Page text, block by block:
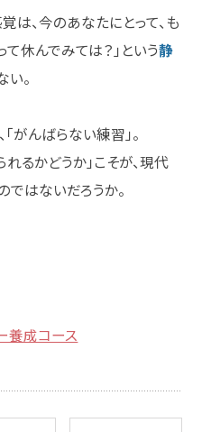
は、今のあなたにとって、も
て休んでみては？」という静
。
がんばらない練習」。
るかどうか」こそが、現代
はないだろうか。
養成コース